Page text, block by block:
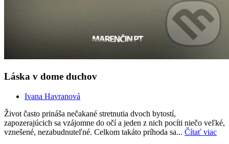
Láska v dome duchov
Ivana Havranová
Život často prináša nečakané stretnutia dvoch bytostí,
zapozerajúcich sa vzájomne do očí a jeden z nich pocíti niečo veľké,
vznešené, nezabudnuteľné. Celkom takáto príhoda sa... Čítať viac